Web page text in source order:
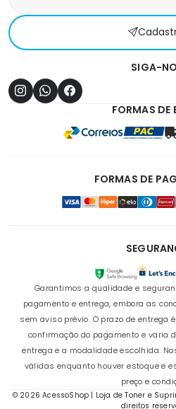
SIGA-
FORMAS DE
FORMAS DE
Garantimos a qualidade e
pagamento e entrega, embora as
sem aviso prévio. O prazo de entrega
confirmação do pagamento e varia
entrega e a modalidade escolhida.
válidas enquanto houver estoque e
preço e
© 2026 AcessoShop | Loja de Toner e
direitos